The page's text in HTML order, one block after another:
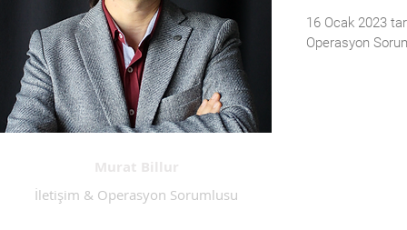
Murat Billur
İletişim & Operasyon Sorumlusu
16 Ocak 2023
Operasyon